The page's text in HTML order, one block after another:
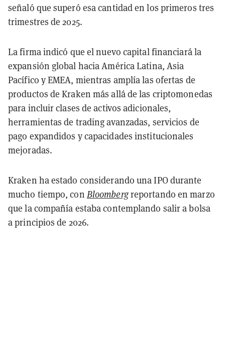
señaló que superó esa cantidad en los primeros tres
trimestres de 2025.
La firma indicó que el nuevo capital financiará la
expansión global hacia América Latina, Asia
Pacífico y EMEA, mientras amplía las ofertas de
productos de Kraken más allá de las criptomonedas
para incluir clases de activos adicionales,
herramientas de trading avanzadas, servicios de
pago expandidos y capacidades institucionales
mejoradas.
Kraken ha estado considerando una IPO durante
mucho tiempo, con Bloombergreportando en marzo
que la compañía estaba contemplando salir a bolsa
a principios de 2026.